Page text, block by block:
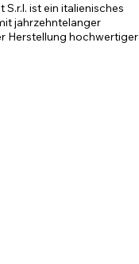
ist ein italienisches
jahrzehntelanger
Herstellung hochwertiger